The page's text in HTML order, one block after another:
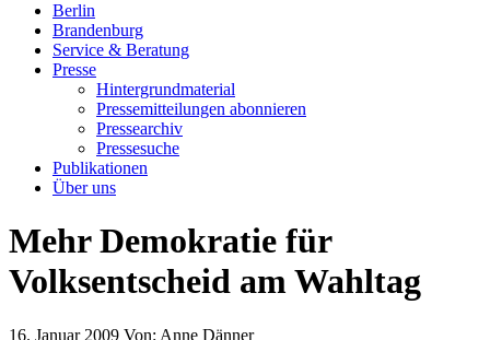
Berlin
Brandenburg
Service & Beratung
Presse
Hintergrundmaterial
Pressemitteilungen abonnieren
Pressearchiv
Pressesuche
Publikationen
Über uns
Mehr Demokratie für
Volksentscheid am Wahltag
16. Januar 2009 Von: Anne Dänner